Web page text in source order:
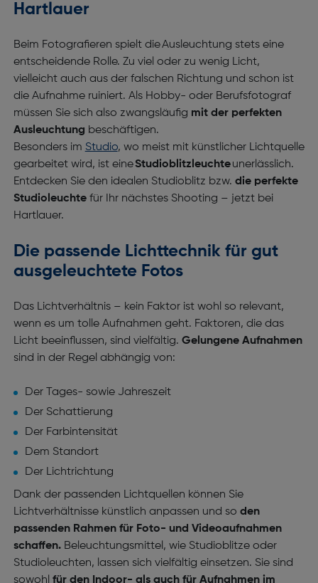
Hartlauer
Beim Fotografieren spielt die Ausleuchtung stets eine
entscheidende Rolle. Zu viel oder zu wenig Licht,
vielleicht auch aus der falschen Richtung und schon ist
die Aufnahme ruiniert. Als Hobby- oder Berufsfotograf
müssen Sie sich also zwangsläufig mit der perfekten
Ausleuchtung beschäftigen.
Besonders im Studio, wo meist mit künstlicher Lichtquelle
gearbeitet wird, ist eineStudioblitzleuchteunerlässlich.
Entdecken Sie den idealen Studioblitz bzw. die perfekte
Studioleuchtefür Ihr nächstes Shooting – jetzt bei
Hartlauer.
Die passende Lichttechnik für gut
ausgeleuchtete Fotos
Das Lichtverhältnis – kein Faktor ist wohl so relevant,
wenn es um tolle Aufnahmen geht. Faktoren, die das
Licht beeinflussen, sind vielfältig. Gelungene Aufnahmen
sind in der Regel abhängig von:
Der Tages- sowie Jahreszeit
Der Schattierung
Der Farbintensität
Dem Standort
Der Lichtrichtung
Dank der passenden Lichtquellen können Sie
Lichtverhältnisse künstlich anpassen und so den
passenden Rahmen für Foto- und Videoaufnahmen
schaffen.Beleuchtungsmittel, wie Studioblitze oder
Studioleuchten, lassen sich vielfältig einsetzen. Sie sind
sowohl für den Indoor- als auch für Aufnahmen im